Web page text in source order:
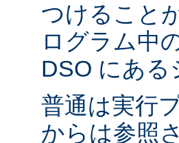
つけること
ログラム中
DSO にあ
普通は実行
からは参照